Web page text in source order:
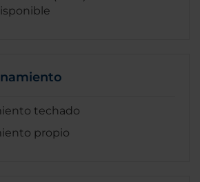
techado
propio